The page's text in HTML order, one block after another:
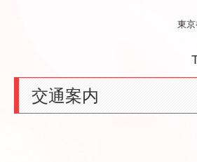
東
交通案内